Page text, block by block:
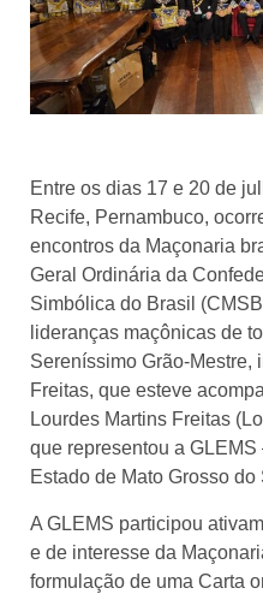
Entre os dias 17 e 20 de
Recife, Pernambuco,
encontros da Maçonaria
Geral Ordinária da
Simbólica do Brasil
lideranças maçônicas de
Sereníssimo Grão-Mestre,
Freitas, que esteve
Lourdes Martins Freitas
que representou a
Estado de Mato Grosso do
A GLEMS participou
e de interesse da
formulação de uma Carta